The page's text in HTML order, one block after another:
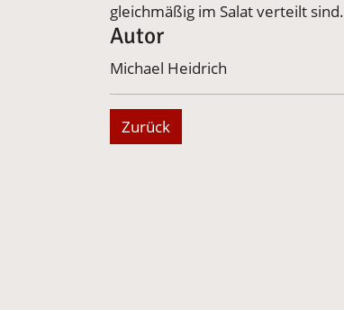
gleichmäßig im Salat verteilt sind.
Autor
Michael Heidrich
Zurück